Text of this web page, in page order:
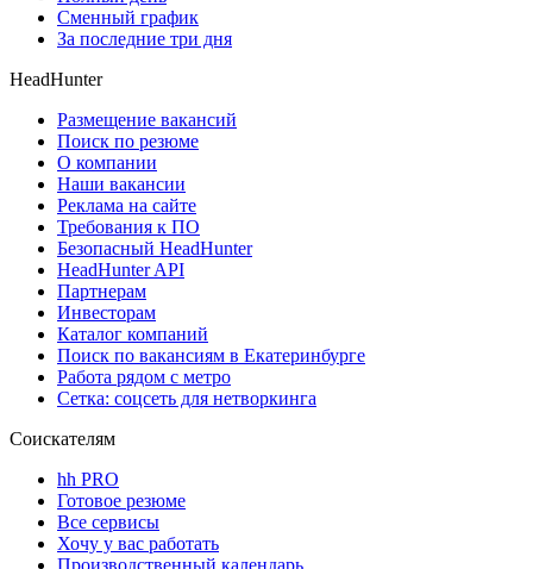
Сменный график
За последние три дня
HeadHunter
Размещение вакансий
Поиск по резюме
О компании
Наши вакансии
Реклама на сайте
Требования к ПО
Безопасный HeadHunter
HeadHunter API
Партнерам
Инвесторам
Каталог компаний
Поиск по вакансиям в Екатеринбурге
Работа рядом с метро
Сетка: соцсеть для нетворкинга
Соискателям
hh PRO
Готовое резюме
Все сервисы
Хочу у вас работать
Производственный календарь